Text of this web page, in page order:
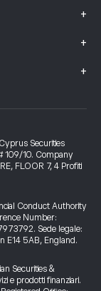
+
+
+
Securities
109/10. Company
FLOOR 7, 4 Profiti
Conduct Authority
Number:
Sede legale:
E14 5AB, England.
Securities &
e prodotti finanziari.